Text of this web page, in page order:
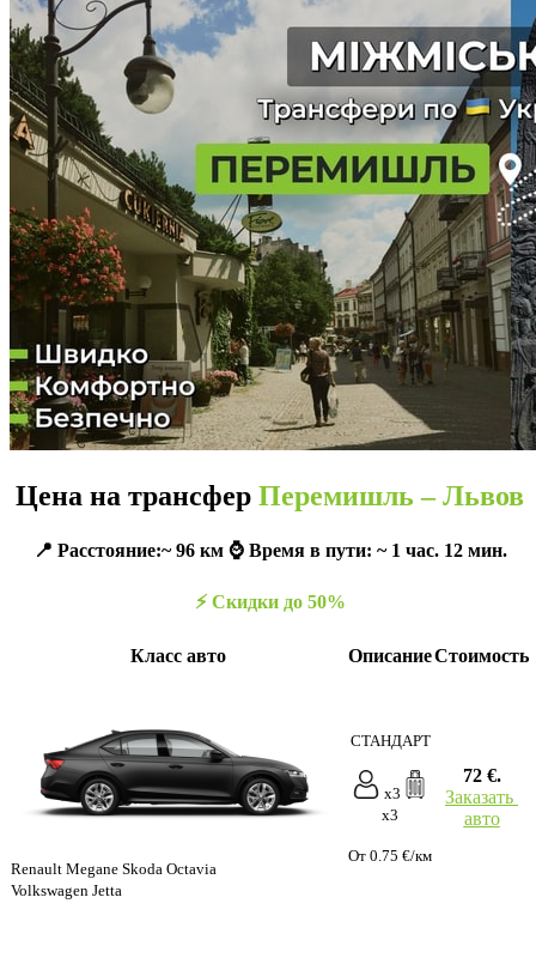
Цена на трансфер Перемишль – Львов
📍 Расстояние:~ 96 км ⌚️ Время в пути: ~ 1 час. 12 мин.
⚡️ Скидки до 50%
Класс авто ОписаниеСтоимость
Renault Megane Skoda Octavia
Volkswagen Jetta
СТАНДАРТ
x3
x3
От 0.75 €/км
72 €.
Заказать
авто